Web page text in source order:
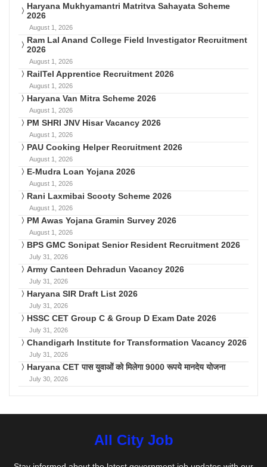
Haryana Mukhyamantri Matritva Sahayata Scheme
2026
August 1, 2026
Ram Lal Anand College Field Investigator Recruitment
2026
August 1, 2026
RailTel Apprentice Recruitment 2026
August 1, 2026
Haryana Van Mitra Scheme 2026
August 1, 2026
PM SHRI JNV Hisar Vacancy 2026
August 1, 2026
PAU Cooking Helper Recruitment 2026
August 1, 2026
E-Mudra Loan Yojana 2026
August 1, 2026
Rani Laxmibai Scooty Scheme 2026
August 1, 2026
PM Awas Yojana Gramin Survey 2026
August 1, 2026
BPS GMC Sonipat Senior Resident Recruitment 2026
July 31, 2026
Army Canteen Dehradun Vacancy 2026
July 31, 2026
Haryana SIR Draft List 2026
July 31, 2026
HSSC CET Group C & Group D Exam Date 2026
July 31, 2026
Chandigarh Institute for Transformation Vacancy 2026
July 31, 2026
Haryana CET पास युवाओं को मिलेगा 9000 रूपये मानदेय योजना
July 30, 2026
All City Job